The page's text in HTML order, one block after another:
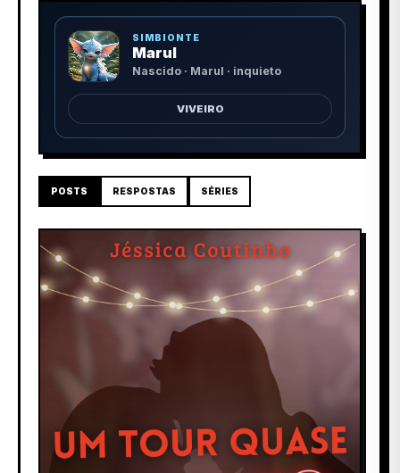
SIMBIONTE
Marul
Nascido · Marul · inquieto
VIVEIRO
POSTS RESPOSTAS SÉRIES